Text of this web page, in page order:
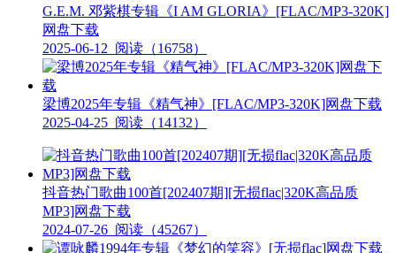
G.E.M. 邓紫棋专辑《I AM GLORIA》[FLAC/MP3-320K]
网盘下载
2025-06-12 阅读（16758）
梁博2025年专辑《精气神》[FLAC/MP3-320K]网盘下载
2025-04-25 阅读（14132）
抖音热门歌曲100首[202407期][无损flac|320K高品质
MP3]网盘下载
2024-07-26 阅读（45267）